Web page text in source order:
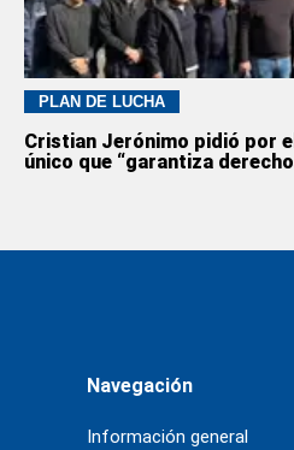
PLAN DE LUCHA
Cristian Jerónimo pidió por
único que “garantiza
Navegación
Información general